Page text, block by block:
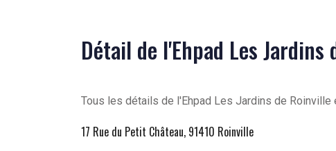
Détail de l'Ehpad Les
Tous les détails de l'Ehpad Les Jardins de Roinville
17 Rue du Petit Château, 91410 Roinville